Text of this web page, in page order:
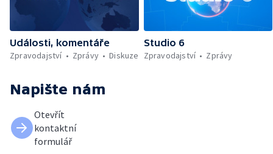
Události, komentáře
Zpravodajství
Zprávy Diskuze
Studio 6
Zpravodajství
Zprávy
Napište nám
Otevřít
kontaktní
formulář